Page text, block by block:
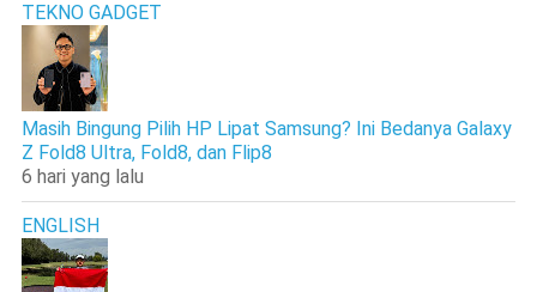
TEKNO GADGET
Masih Bingung Pilih HP Lipat Samsung? Ini Bedanya Galaxy
Z Fold8 Ultra, Fold8, dan Flip8
6 hari yang lalu
ENGLISH